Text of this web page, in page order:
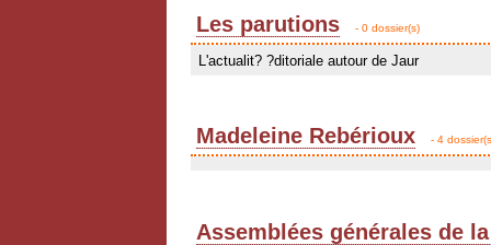
Les parutions - 0 dossier(s)
L'actualit? ?ditoriale autour de Jaur
Madeleine Rebérioux - 4
Assemblées générales de